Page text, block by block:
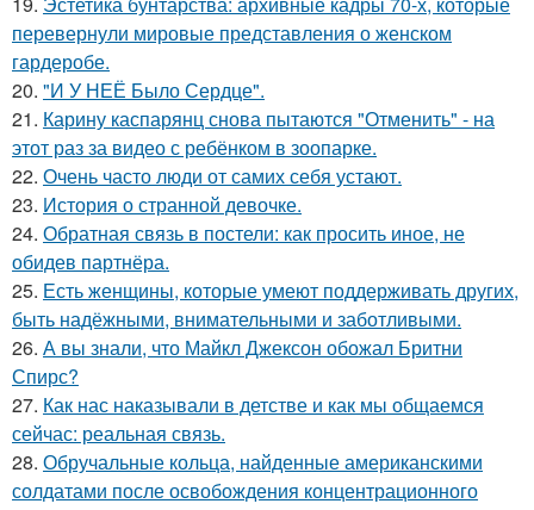
перевернули мировые представления о женском
гардеробе.
20. "И У НЕЁ Было Сердце".
21. Карину каспарянц снова пытаются "Отменить" - на
этот раз за видео с ребёнком в зоопарке.
22. Очень часто люди от самих себя устают.
23. История о странной девочке.
24. Обратная связь в постели: как просить иное, не
обидев партнёра.
25. Есть женщины, которые умеют поддерживать других,
быть надёжными, внимательными и заботливыми.
26. А вы знали, что Майкл Джексон обожал Бритни
Спирс?
27. Как нас наказывали в детстве и как мы общаемся
сейчас: реальная связь.
28. Обручальные кольца, найденные американскими
солдатами после освобождения концентрационного